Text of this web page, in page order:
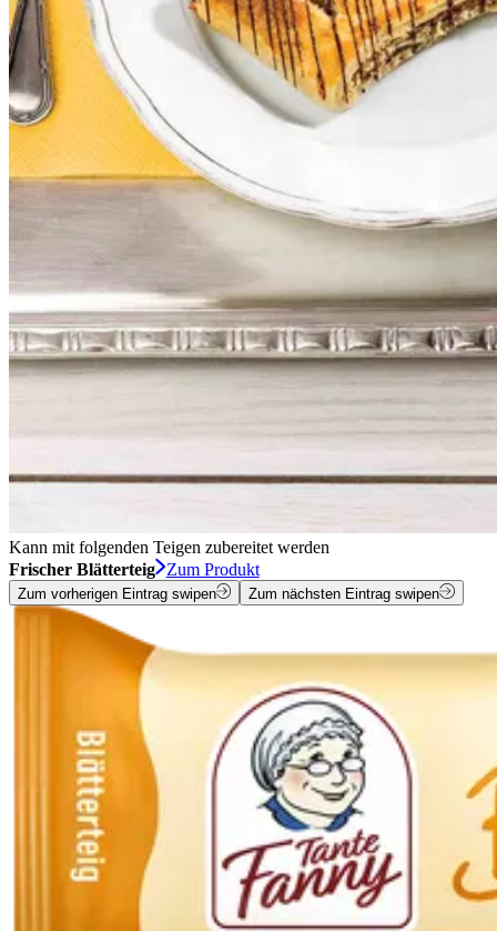
Kann mit folgenden Teigen zubereitet werden
Frischer Blätterteig
Zum Produkt
Zum vorherigen Eintrag swipen Zum nächsten Eintrag swipen